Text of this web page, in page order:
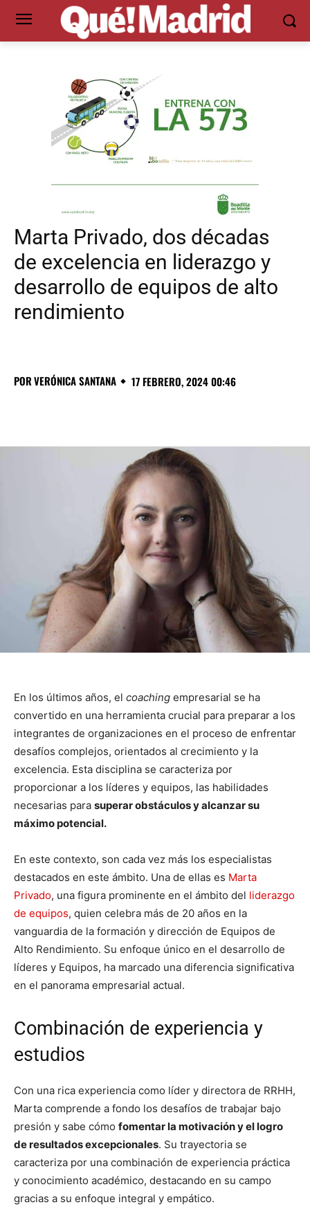
Marta Privado, dos décadas
de excelencia en liderazgo y
desarrollo de equipos de alto
rendimiento
PORVERÓNICA SANTANA 17 FEBRERO, 2024 00:46
En los últimos años, el coaching empresarial se ha
convertido en una herramienta crucial para preparar a los
integrantes de organizaciones en el proceso de enfrentar
desafíos complejos, orientados al crecimiento y la
excelencia. Esta disciplina se caracteriza por
proporcionar a los líderes y equipos, las habilidades
necesarias para superar obstáculos y alcanzar su
máximo potencial.
En este contexto, son cada vez más los especialistas
destacados en este ámbito. Una de ellas es Marta
Privado, una figura prominente en el ámbito del liderazgo
de equipos, quien celebra más de 20 años en la
vanguardia de la formación y dirección de Equipos de
Alto Rendimiento. Su enfoque único en el desarrollo de
líderes y Equipos, ha marcado una diferencia significativa
en el panorama empresarial actual.
Combinación de experiencia y
estudios
Con una rica experiencia como líder y directora de RRHH,
Marta comprende a fondo los desafíos de trabajar bajo
presión y sabe cómo fomentar la motivación y el logro
de resultados excepcionales. Su trayectoria se
caracteriza por una combinación de experiencia práctica
y conocimiento académico, destacando en su campo
gracias a su enfoque integral y empático.